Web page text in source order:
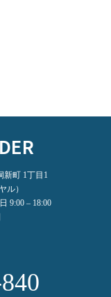
町 1丁目1
ル）
9:00 – 18:00